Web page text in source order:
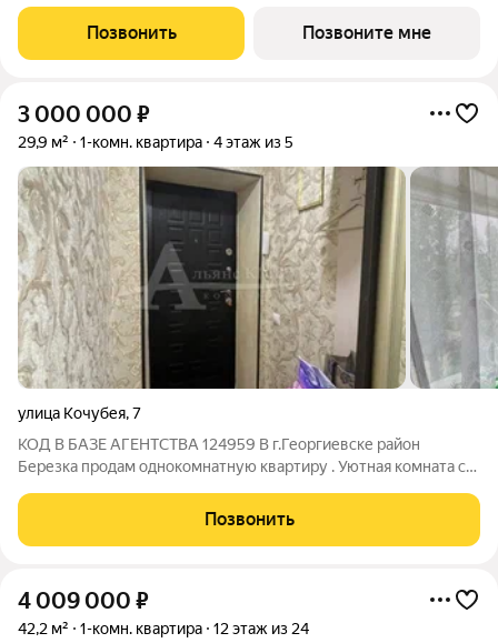
Позвонить Позвоните мне
3 000 000 ₽
29,9 м² 1-комн. квартира 4 этаж из 5
улица Кочубея,7
КОД В БАЗЕ АГЕНТСТВА 124959 В г.Георгиевске район
Березка продам однокомнатную квартиру . Уютная комната с
уютный двор для прогулок и парковочным местом . Вся
инфраструктура в шаговой
Позвонить
4 009 000 ₽
42,2 м² 1-комн. квартира 12 этаж из 24